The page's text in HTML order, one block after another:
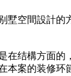
空間設計
结構方面
案的装修